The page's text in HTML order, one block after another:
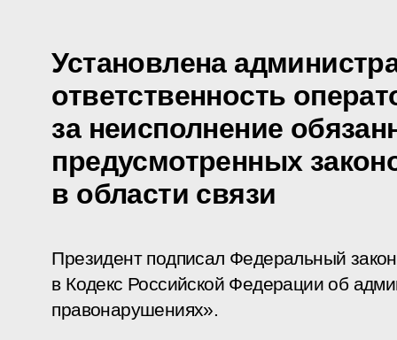
Установлена
ответственность
за неисполнение
предусмотренных
в области связи
Президент подписал Федеральный
в Кодекс Российской Федерации об
правонарушениях».